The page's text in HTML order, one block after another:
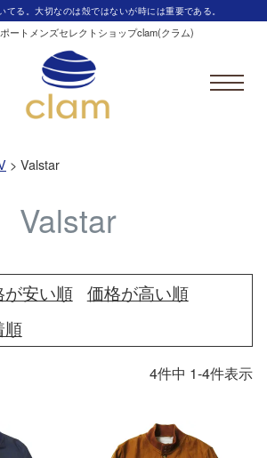
てる。大切なのは殻ではないが時には重要である。
ートメンズセレクトショップclam(クラム)
Valstar
Valstar
が安い順
価格が高い順
順
4件中 1-4件表示